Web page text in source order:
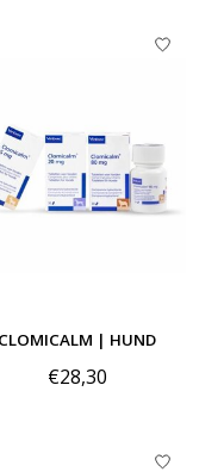
CLOMICALM | HUND
€28,30